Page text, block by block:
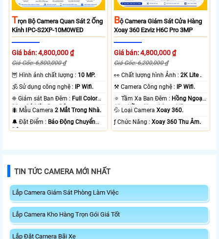
TRọn Bộ Camera Quan Sát 2 Ống
Kính IPC-S2XP-10M0WED
Giá bán: 4,800,000 ₫
Giá Gốc: 6,800,000 ₫
🦉 Hình ảnh chất lượng : 10 MP.
🕉️ Sử dụng công nghệ : IP Wifi.
❈ Giám sát Ban Đêm : Full Color
20m Có Màu Ban Ðêm.
🐜 Mẫu Camera2 Mắt Trong Nhà.
️🔔 Đặt Điểm : Báo Động Chuyển
Động.
BỘ Camera Giám Sát Cửa Hàng
Xoay 360 Ezviz H6C Pro 3MP
Giá bán: 4,800,000 ₫
Giá Gốc: 6,200,000 ₫
️👀 Chất lượng hình Ảnh :2K Lite .
⚒ Camera Công nghệ : IP Wifi.
🔅 Tầm Xa Ban Đêm : Hồng Ngoại
10m Hồng Ngoại Smart IR.
💦 Loại CameraXoay 360.
️ƒ Chức Năng :Xoay 360 Thu Âm.
TIN TỨC CAMERA MỚI NHẤT
Lắp Camera Giám Sát Phòng Làm Việc
Lắp Camera Kho Hàng Trọn Gói Giá Tốt
Lắp Đặt Camera Bãi Xe